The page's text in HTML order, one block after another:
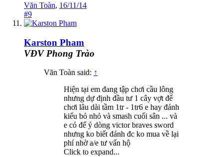
Văn Toàn, 16/11/14
#9
Karston Pham
VĐV Phong Trào
Văn Toàn said: ↑
Hiện tại em đang tập chơi cầu lông
nhưng dự định đầu tư 1 cây vợt để
chơi lâu dài tầm 1tr - 1tr6 e hay đánh
kiểu bỏ nhỏ và smash cuối sân ... và
e có để ý dòng victor braves sword
nhưng ko biết đánh đc ko mua về lại
phí nhờ a/e tư vấn hộ
Click to expand...